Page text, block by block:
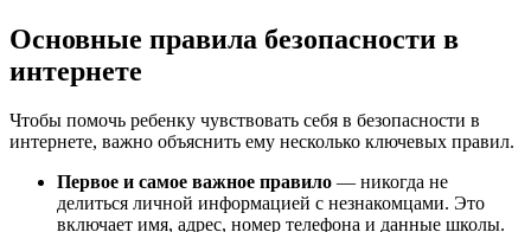
Основные правила безопасности в
интернете
Чтобы помочь ребенку чувствовать себя в безопасности в
интернете, важно объяснить ему несколько ключевых правил.
Первое и самое важное правило — никогда не
делиться личной информацией с незнакомцами. Это
включает имя, адрес, номер телефона и данные школы.